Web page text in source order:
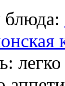
блюда:
легко